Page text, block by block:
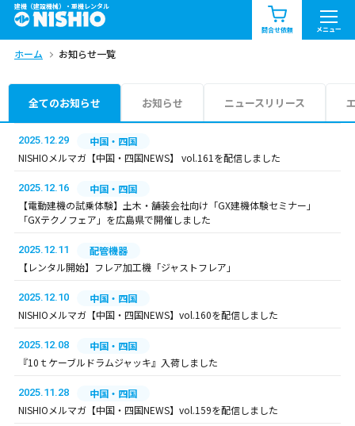
建機（建設機械）・重機レンタル
問合せ依頼 メニュー
商品一覧 お知らせ一覧
問合せ依頼リスト
エリア情報を見る
九州・沖縄（外部）
ホーム お知らせ一覧
全てのお知らせ お知らせ ニュースリリース
2025.12.29
中国・四国
NISHIOメルマガ【中国・四国NEWS】 vol.161を配信しました
2025.12.16
中国・四国
【電動建機の試乗体験】土木・舗装会社向け「GX建機体験セミナー」
「GXテクノフェア」を広島県で開催しました
2025.12.11
配管機器
【レンタル開始】フレア加工機「ジャストフレア」
2025.12.10
中国・四国
NISHIOメルマガ【中国・四国NEWS】vol.160を配信しました
2025.12.08
中国・四国
『10ｔケーブルドラムジャッキ』入荷しました
2025.11.28
中国・四国
NISHIOメルマガ【中国・四国NEWS】vol.159を配信しました